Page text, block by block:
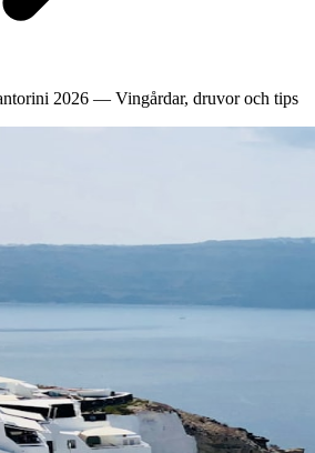
2026 — Vingårdar, druvor och tips